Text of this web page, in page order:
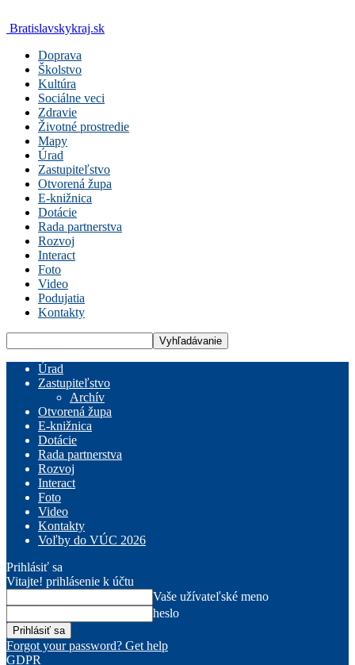
Bratislavskykraj.sk
Doprava
Školstvo
Kultúra
Sociálne veci
Zdravie
Životné prostredie
Mapy
Úrad
Zastupiteľstvo
Otvorená župa
E-knižnica
Dotácie
Rada partnerstva
Rozvoj
Interact
Foto
Video
Podujatia
Kontakty
Úrad
Zastupiteľstvo
Archív
Otvorená župa
E-knižnica
Dotácie
Rada partnerstva
Rozvoj
Interact
Foto
Video
Kontakty
Voľby do VÚC 2026
Prihlásiť sa
Vitajte! prihlásenie k účtu
Vaše užívateľské meno
heslo
Forgot your password? Get help
GDPR